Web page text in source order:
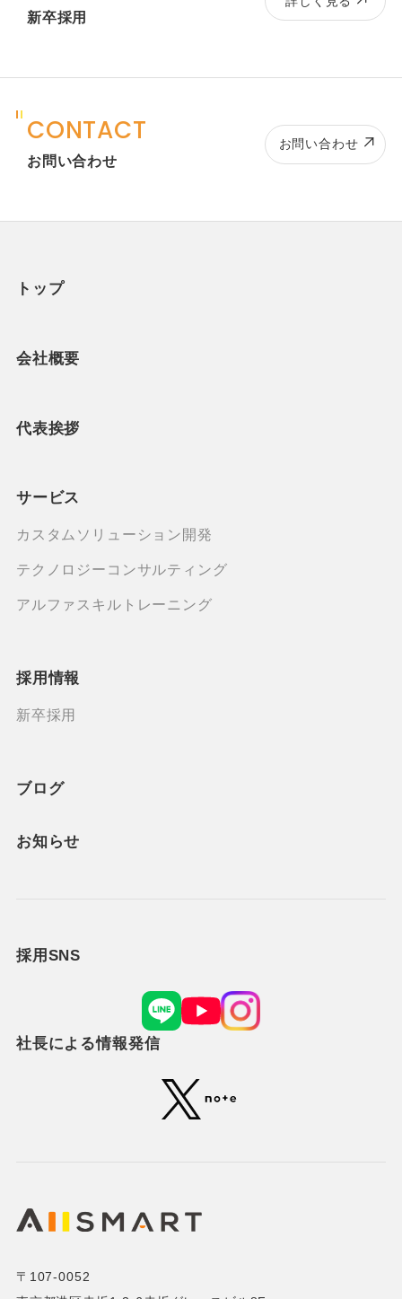
新卒採用
CONTACT
お問い合わせ
お問い合わせ
〒107-0052
トップ
会社概要
代表挨拶
サービス
カスタムソリューション開発
テクノロジーコンサルティング
アルファスキルトレーニング
採用情報
新卒採用
ブログ
お知らせ
採用SNS
社長による情報発信